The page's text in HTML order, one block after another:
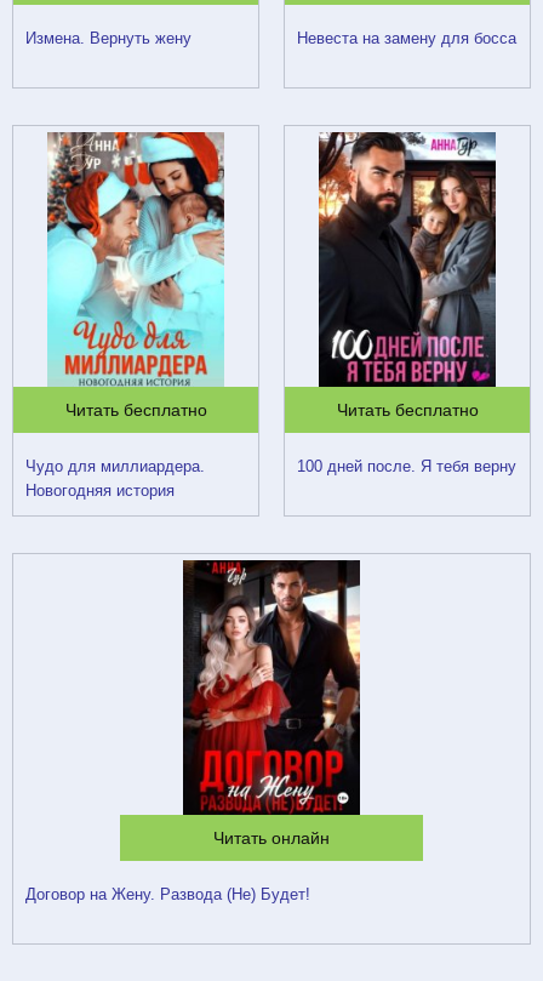
Измена. Вернуть жену Невеста на замену для босса
Читать бесплатно
Чудо для миллиардера.
Новогодняя история
Читать бесплатно
100 дней после. Я тебя верну
Читать онлайн
Договор на Жену. Развода (Не) Будет!